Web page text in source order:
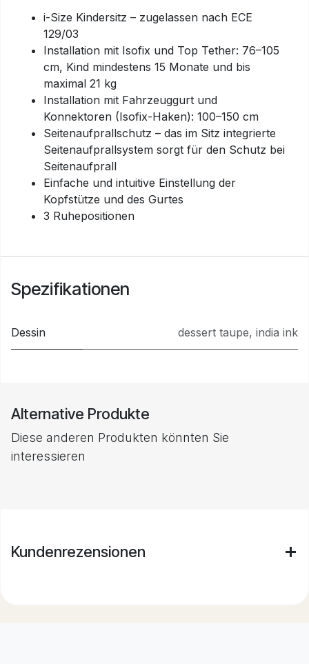
i-Size Kindersitz – zugelassen nach ECE
129/03
Installation mit Isofix und Top Tether: 76–105
cm, Kind mindestens 15 Monate und bis
maximal 21 kg
Installation mit Fahrzeuggurt und
Konnektoren (Isofix-Haken): 100–150 cm
Seitenaufprallschutz – das im Sitz integrierte
Seitenaufprallsystem sorgt für den Schutz bei
Seitenaufprall
Einfache und intuitive Einstellung der
Kopfstütze und des Gurtes
3 Ruhepositionen
Spezifikationen
Dessin dessert taupe, india ink
Alternative Produkte
Diese anderen Produkten könnten Sie
interessieren
Kundenrezensionen